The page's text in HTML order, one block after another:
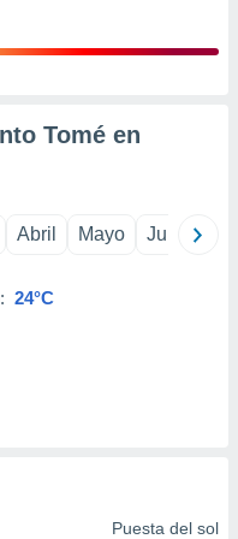
Tomé en
Abril Mayo Junio
24°C
Puesta del sol